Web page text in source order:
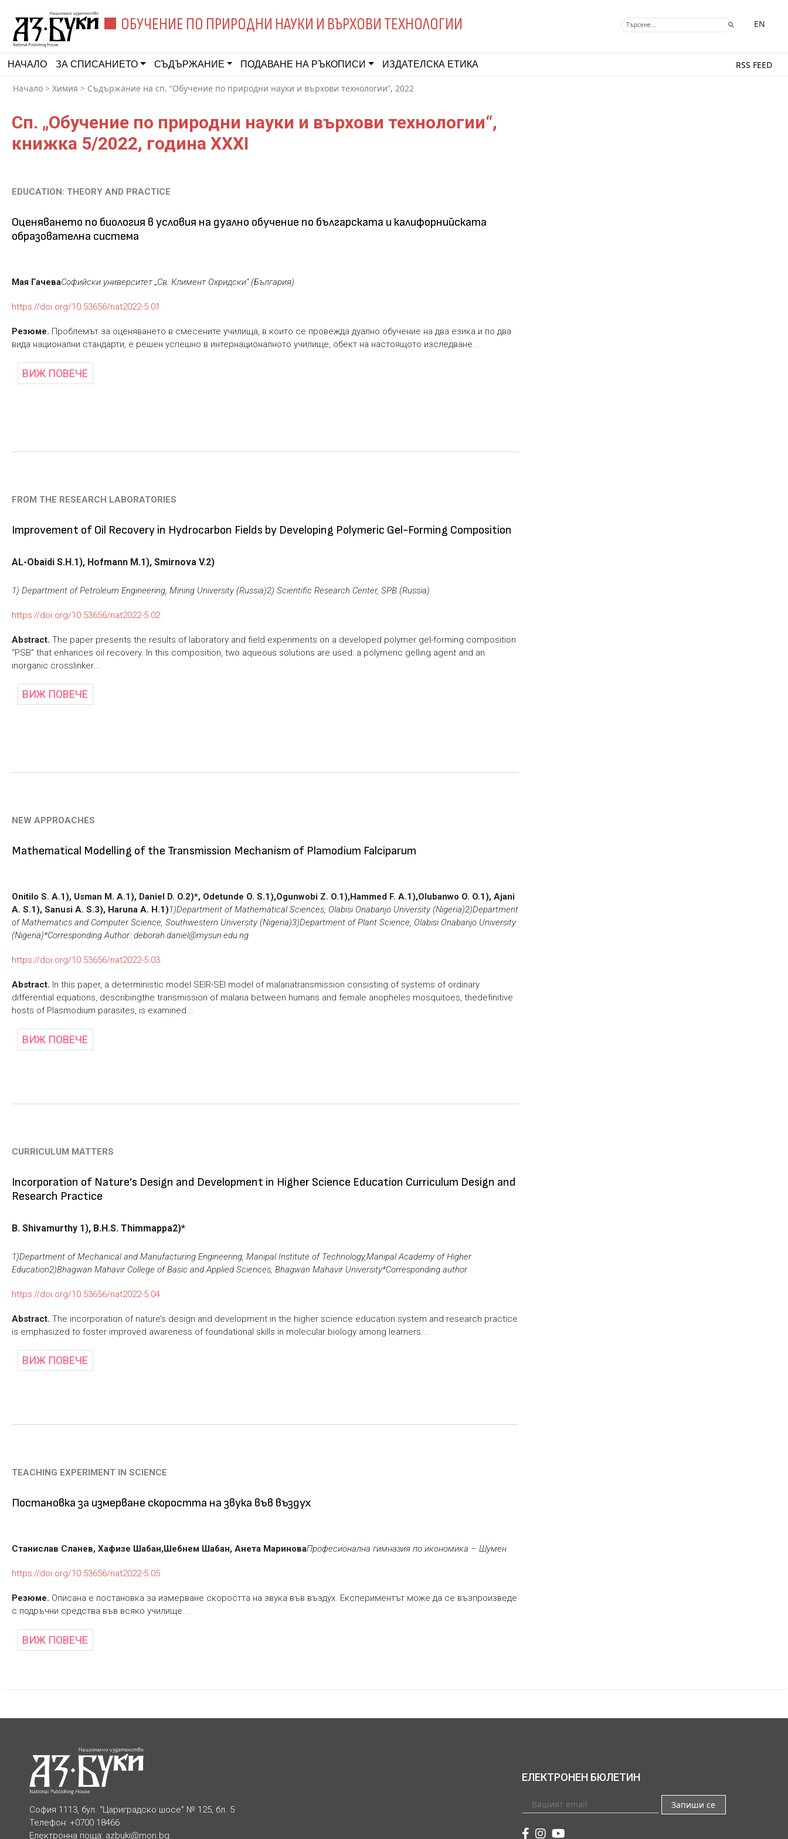
ОБУЧЕНИЕ ПО ПРИРОДНИ НАУКИ И ВЪРХОВИ ТЕХНОЛОГИИ EN
НАЧАЛО ЗА СПИСАНИЕТО СЪДЪРЖАНИЕ ПОДАВАНЕ НА РЪКОПИСИ ИЗДАТЕЛСКА ЕТИКА RSS FEED
Начало > Химия > Съдържание на сп. “Обучение по природни науки и върхови технологии”, 2022
Сп. „Обучение по природни науки и върхови технологии“,
книжка 5/2022, година XXXI
EDUCATION: THEORY AND PRACTICE
Оценяването по биология в условия на дуално обучение по българската и калифорнийската
образователна система
Мая ГачеваСофийски университет „Св. Климент Охридски“ (България)
https://doi.org/10.53656/nat2022-5.01
Резюме. Проблемът за оценяването в смесените училища, в които се провежда дуално обучение на два езика и по два
вида национални стандарти, е решен успешно в интернационалното училище, обект на настоящото изследване...
ВИЖ ПОВЕЧЕ
FROM THE RESEARCH LABORATORIES
Improvement of Oil Recovery in Hydrocarbon Fields by Developing Polymeric Gel-Forming Composition
AL-Obaidi S.H.1), Hofmann M.1), Smirnova V.2)
1) Department of Petroleum Engineering, Mining University (Russia)2) Scientific Research Center, SPB (Russia)
https://doi.org/10.53656/nat2022-5.02
Abstract. The paper presents the results of laboratory and field experiments on a developed polymer gel-forming composition
“PSB” that enhances oil recovery. In this composition, two aqueous solutions are used: a polymeric gelling agent and an
inorganic crosslinker...
ВИЖ ПОВЕЧЕ
NEW APPROACHES
Mathematical Modelling of the Transmission Mechanism of Plamodium Falciparum
Onitilo S. A.1), Usman M. A.1), Daniel D. O.2)*, Odetunde O. S.1),Ogunwobi Z. O.1),Hammed F. A.1),Olubanwo O. O.1), Ajani
A. S.1), Sanusi A. S.3), Haruna A. H.1)1)Department of Mathematical Sciences, Olabisi Onabanjo University (Nigeria)2)Department
of Mathematics and Computer Science, Southwestern University (Nigeria)3)Department of Plant Science, Olabisi Onabanjo University
(Nigeria)*Corresponding Author: deborah.daniel@mysun.edu.ng
https://doi.org/10.53656/nat2022-5.03
Abstract. In this paper, a deterministic model SEIR-SEI model of malariatransmission consisting of systems of ordinary
differential equations, describingthe transmission of malaria between humans and female anopheles mosquitoes, thedefinitive
hosts of Plasmodium parasites, is examined...
ВИЖ ПОВЕЧЕ
CURRICULUM MATTERS
Incorporation of Nature’s Design and Development in Higher Science Education Curriculum Design and
Research Practice
B. Shivamurthy 1), B.H.S. Thimmappa2)*
1)Department of Mechanical and Manufacturing Engineering, Manipal Institute of Technology,Manipal Academy of Higher
Education2)Bhagwan Mahavir College of Basic and Applied Sciences, Bhagwan Mahavir University*Corresponding author
https://doi.org/10.53656/nat2022-5.04
Abstract. The incorporation of nature’s design and development in the higher science education system and research practice
is emphasized to foster improved awareness of foundational skills in molecular biology among learners...
ВИЖ ПОВЕЧЕ
TEACHING EXPERIMENT IN SCIENCE
Постановка за измерване скоростта на звука във въздух
Станислав Сланев, Хафизе Шабан,Шебнем Шабан, Анета МариноваПрофесионална гимназия по икономика – Шумен
https://doi.org/10.53656/nat2022-5.05
Резюме. Описана е постановка за измерване скоростта на звука във въздух. Експериментът може да се възпроизведе
с подръчни средства във всяко училище...
ВИЖ ПОВЕЧЕ
София 1113, бул. “Цариградско шосе” № 125, бл. 5
Телефон: +0700 18466
Електронна поща: azbuki@mon.bg
ЕЛЕКТРОНЕН БЮЛЕТИН
Запиши се